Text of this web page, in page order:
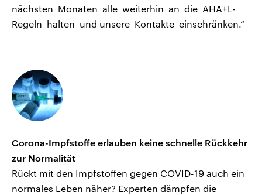
nächsten Monaten alle weiterhin an die AHA+L-
Regeln halten und unsere Kontakte einschränken.“
Corona-Impfstoffe erlauben keine schnelle Rückkehr
zur Normalität
Rückt mit den Impfstoffen gegen COVID-19 auch ein
normales Leben näher? Experten dämpfen die